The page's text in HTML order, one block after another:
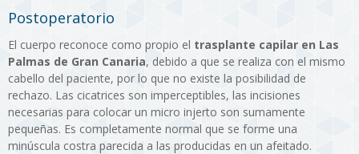
Postoperatorio
El cuerpo reconoce como propio el trasplante capilar en Las
Palmas de Gran Canaria, debido a que se realiza con el mismo
cabello del paciente, por lo que no existe la posibilidad de
rechazo. Las cicatrices son imperceptibles, las incisiones
necesarias para colocar un micro injerto son sumamente
pequeñas. Es completamente normal que se forme una
minúscula costra parecida a las producidas en un afeitado.